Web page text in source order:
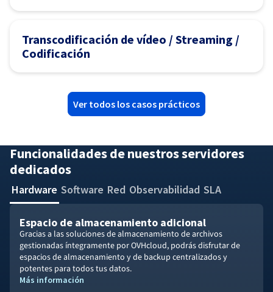
Transcodificación de vídeo / Streaming /
Codificación
Ver todos los casos prácticos
Funcionalidades de nuestros servidores
dedicados
Hardware Software Red Observabilidad SLA
Espacio de almacenamiento adicional
Gracias a las soluciones de almacenamiento de archivos
gestionadas íntegramente por OVHcloud, podrás disfrutar de
espacios de almacenamiento y de backup centralizados y
potentes para todos tus datos.
Más información